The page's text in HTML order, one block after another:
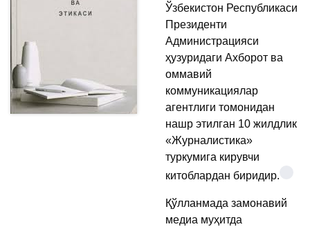
Ўзбекистон Республикаси
Президенти
Администрацияси
ҳузуридаги Ахборот ва
оммавий
коммуникациялар
агентлиги томонидан
нашр этилган 10 жилдлик
«Журналистика»
туркумига кирувчи
китоблардан биридир.
Қўлланмада замонавий
медиа муҳитда